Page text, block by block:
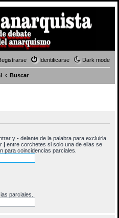
Dark mode
Identificarse
Buscar
y - delante de la palabra para excluirla.
| entre corchetes si solo una de ellas se
para coincidencias parciales.
parciales.